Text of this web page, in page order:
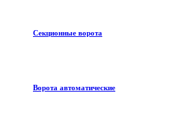
Секционные ворота
Ворота автоматические